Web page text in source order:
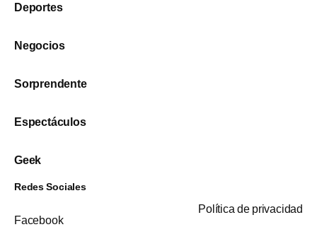
Deportes
Negocios
Sorprendente
Espectáculos
Geek
Redes Sociales
Facebook
Política de privacidad